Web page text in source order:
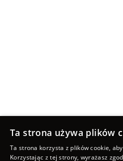
Ta strona używa plików
Ta strona korzysta z plików cookie,
Korzystając z tej strony, wyrażasz